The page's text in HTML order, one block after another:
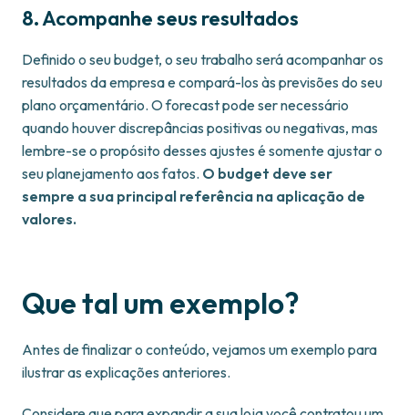
8. Acompanhe seus resultados
Definido o seu budget, o seu trabalho será acompanhar os
resultados da empresa e compará-los às previsões do seu
plano orçamentário. O forecast pode ser necessário
quando houver discrepâncias positivas ou negativas, mas
lembre-se o propósito desses ajustes é somente ajustar o
seu planejamento aos fatos. O budget deve ser
sempre a sua principal referência na aplicação de
valores.
Que tal um exemplo?
Antes de finalizar o conteúdo, vejamos um exemplo para
ilustrar as explicações anteriores.